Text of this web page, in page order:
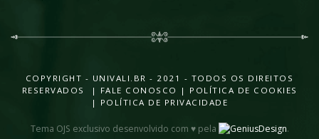
COPYRIGHT - UNIVALI.BR - 2021 - TODOS OS DIREITOS
RESERVADOS |
FALE CONOSCO | POLÍTICA DE COOKIES
| POLÍTICA DE PRIVACIDADE
Tema OJS exclusivo desenvolvido com ♥ pela .